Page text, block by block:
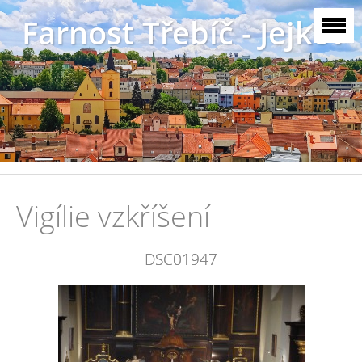
Farnost Třebíč - Jejkov
Vigílie vzkříšení
DSC01947